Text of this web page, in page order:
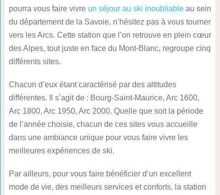
pourra vous faire vivre un séjour au ski inoubliableau sein
du département de la Savoie, n’hésitez pas à vous tourner
vers les Arcs. Cette station que l’on retrouve en plein cœur
des Alpes, tout juste en face du Mont-Blanc, regroupe cinq
différents sites.
Chacun d’eux étant caractérisé par des altitudes
différentes. Il s’agit de : Bourg-Saint-Maurice, Arc 1600,
Arc 1800, Arc 1950, Arc 2000. Quelle que soit la période
de l’année choisie, chacun de ces sites vous accueille
dans une ambiance unique pour vous faire vivre les
meilleures expériences de ski.
Par ailleurs, pour vous faire bénéficier d’un excellent
mode de vie, des meilleurs services et conforts, la station